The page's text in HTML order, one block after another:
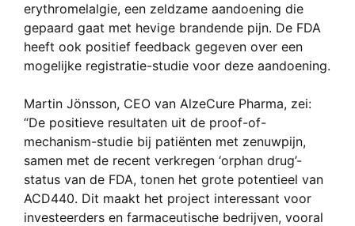
erythromelalgie, een zeldzame aandoening die
gepaard gaat met hevige brandende pijn. De FDA
heeft ook positief feedback gegeven over een
mogelijke registratie-studie voor deze aandoening.
Martin Jönsson, CEO van AlzeCure Pharma, zei:
“De positieve resultaten uit de proof-of-
mechanism-studie bij patiënten met zenuwpijn,
samen met de recent verkregen ‘orphan drug’-
status van de FDA, tonen het grote potentieel van
ACD440. Dit maakt het project interessant voor
investeerders en farmaceutische bedrijven, vooral